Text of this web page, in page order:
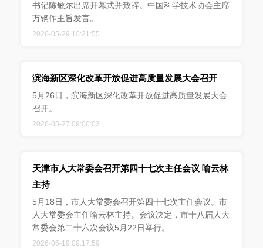
书记陈敏尔出席开幕式并致辞。中国科学技术协会主席
万钢作主旨发言。
2026-05-29 10:21:55
滨海新区深化改革开放促进高质量发展大会召开
5月26日，滨海新区深化改革开放促进高质量发展大会
召开。
2026-05-27 09:00:03
天津市人大常委会召开第四十七次主任会议 喻云林
主持
5月18日，市人大常委会召开第四十七次主任会议。市
人大常委会主任喻云林主持。会议决定，市十八届人大
常委会第二十六次会议5月22日举行。
2026-05-19 09:17:59